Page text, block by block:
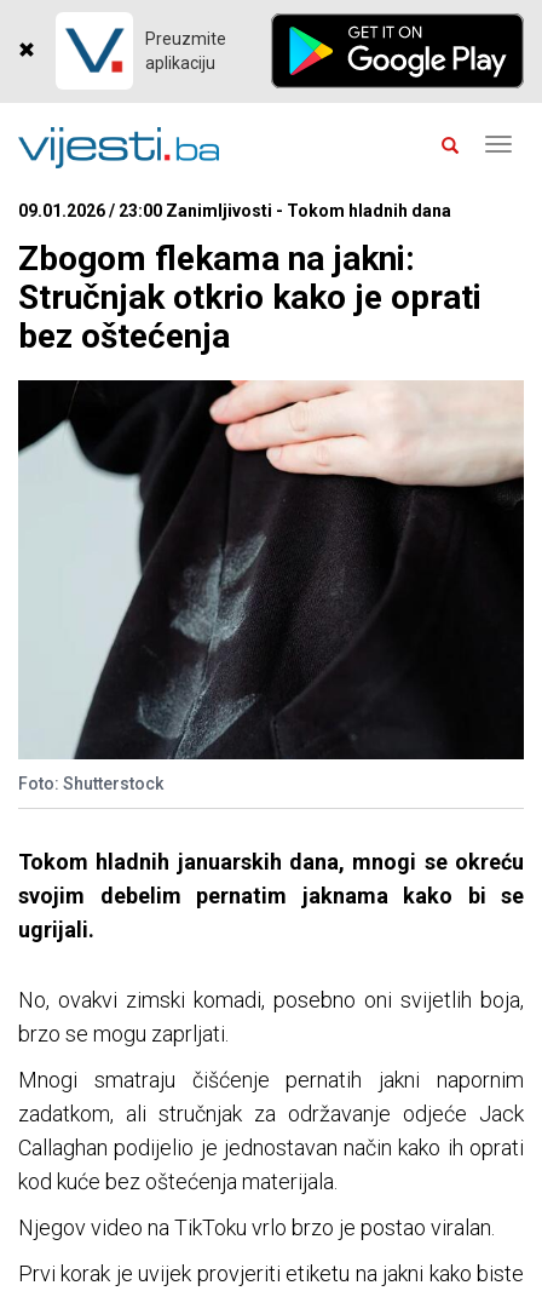
Preuzmite
aplikaciju
09.01.2026 / 23:00 Zanimljivosti - Tokom hladnih dana
Zbogom flekama na jakni:
Stručnjak otkrio kako je oprati
bez oštećenja
Foto: Shutterstock
Tokom hladnih januarskih dana, mnogi se okreću
svojim debelim pernatim jaknama kako bi se
ugrijali.
No, ovakvi zimski komadi, posebno oni svijetlih boja,
brzo se mogu zaprljati.
Mnogi smatraju čišćenje pernatih jakni napornim
zadatkom, ali stručnjak za održavanje odjeće Jack
Callaghan podijelio je jednostavan način kako ih oprati
kod kuće bez oštećenja materijala.
Njegov video na TikToku vrlo brzo je postao viralan.
Prvi korak je uvijek provjeriti etiketu na jakni kako biste